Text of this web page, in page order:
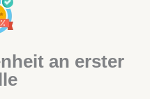
an erster